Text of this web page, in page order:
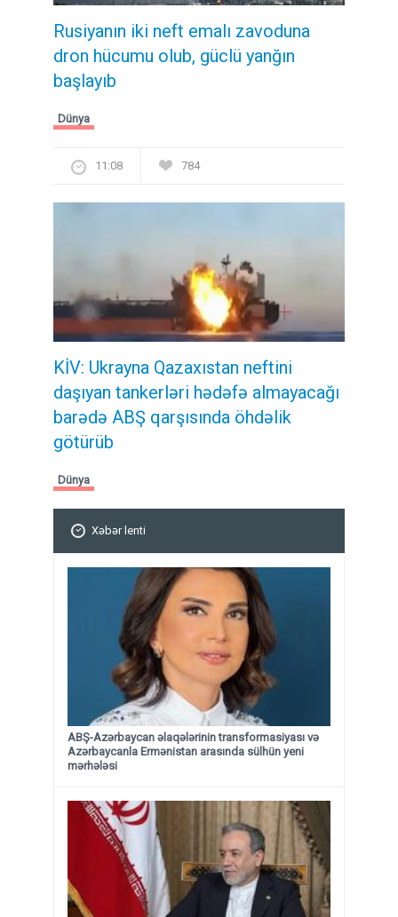
Rusiyanın iki neft emalı zavoduna
dron hücumu olub, güclü yanğın
başlayıb
Dünya
11:08 784
KİV: Ukrayna Qazaxıstan neftini
daşıyan tankerləri hədəfə almayacağı
barədə ABŞ qarşısında öhdəlik
götürüb
Dünya
Xəbər lenti
ABŞ-Azərbaycan əlaqələrinin transformasiyası və
Azərbaycanla Ermənistan arasında sülhün yeni
mərhələsi